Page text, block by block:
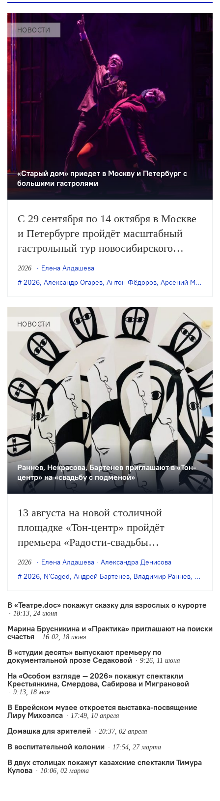
НОВОСТИ
«Старый дом» приедет в Москву и Петербург с
большими гастролями
С 29 сентября по 14 октября в Москве
и Петербурге пройдёт масштабный
гастрольный тур новосибирского
«Старого дома». Театр представит пять
спектаклей последних лет: в обеих
Золотовицкого и Арсения Мещерякова,
а в Москве также можно будет
увидеть…
2026
Елена Алдашева
2026, Александр Огарев, Антон Фёдоров, Арсений Мещеряков
НОВОСТИ
Раннев, Некрасова, Бартенев приглашают в «Тон-
центр» на «свадьбу с подменой»
13 августа на новой столичной
площадке «Тон-центр» пройдёт
премьера «Радости-свадьбы
с подменой невесты и другими
происшествиями» — «инсталляции
Бартеневым, Катей Бочавар,
Владимиром Ранневым, Евгенией
Некрасовой и ансамблем N’Caged.
2026 Елена Алдашева
Александра Денисова
2026, N'Caged, Андрей Бартенев, Владимир Раннев,
В «Театре.doc» покажут сказку для взрослых о курорте
18:13, 24 июня
Марина Брусникина и «Практика» приглашают на поиски
счастья
16:02, 18 июня
В «студии десять» выпускают премьеру по
документальной прозе Седаковой
9:26, 11 июня
На «Особом взгляде — 2026» покажут спектакли
Крестьянкина, Смердова, Сабирова и Миграновой
9:13, 18 мая
В Еврейском музее откроется выставка-посвящение
Лиру Михоэлса
17:49, 10 апреля
Домашка для зрителей 20:37, 02 апреля
В воспитательной колонии 17:54, 27 марта
В двух столицах покажут казахские спектакли Тимура
Кулова
10:06, 02 марта